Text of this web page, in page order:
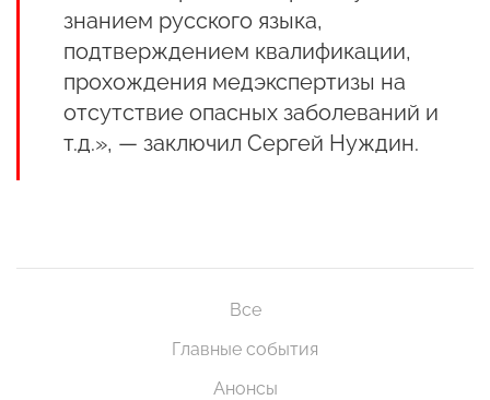
знанием русского языка,
подтверждением квалификации,
прохождения медэкспертизы на
отсутствие опасных заболеваний и
т.д.», — заключил Сергей Нуждин.
Все
Главные события
Анонсы